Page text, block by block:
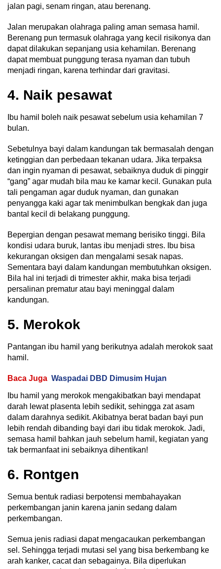
jalan pagi, senam ringan, atau berenang.
Jalan merupakan olahraga paling aman semasa hamil.
Berenang pun termasuk olahraga yang kecil risikonya dan
dapat dilakukan sepanjang usia kehamilan. Berenang
dapat membuat punggung terasa nyaman dan tubuh
menjadi ringan, karena terhindar dari gravitasi.
4. Naik pesawat
Ibu hamil boleh naik pesawat sebelum usia kehamilan 7
bulan.
Sebetulnya bayi dalam kandungan tak bermasalah dengan
ketinggian dan perbedaan tekanan udara. Jika terpaksa
dan ingin nyaman di pesawat, sebaiknya duduk di pinggir
“gang” agar mudah bila mau ke kamar kecil. Gunakan pula
tali pengaman agar duduk nyaman, dan gunakan
penyangga kaki agar tak menimbulkan bengkak dan juga
bantal kecil di belakang punggung.
Bepergian dengan pesawat memang berisiko tinggi. Bila
kondisi udara buruk, lantas ibu menjadi stres. Ibu bisa
kekurangan oksigen dan mengalami sesak napas.
Sementara bayi dalam kandungan membutuhkan oksigen.
Bila hal ini terjadi di trimester akhir, maka bisa terjadi
persalinan prematur atau bayi meninggal dalam
kandungan.
5. Merokok
Pantangan ibu hamil yang berikutnya adalah merokok saat
hamil.
Baca Juga Waspadai DBD Dimusim Hujan
Ibu hamil yang merokok mengakibatkan bayi mendapat
darah lewat plasenta lebih sedikit, sehingga zat asam
dalam darahnya sedikit. Akibatnya berat badan bayi pun
lebih rendah dibanding bayi dari ibu tidak merokok. Jadi,
semasa hamil bahkan jauh sebelum hamil, kegiatan yang
tak bermanfaat ini sebaiknya dihentikan!
6. Rontgen
Semua bentuk radiasi berpotensi membahayakan
perkembangan janin karena janin sedang dalam
perkembangan.
Semua jenis radiasi dapat mengacaukan perkembangan
sel. Sehingga terjadi mutasi sel yang bisa berkembang ke
arah kanker, cacat dan sebagainya. Bila diperlukan